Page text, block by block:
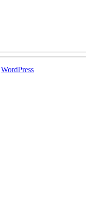
WordPress